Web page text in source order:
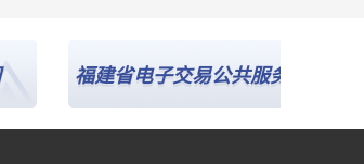
福建省电子交易公共服务平台